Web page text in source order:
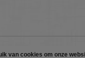
van cookies om onze